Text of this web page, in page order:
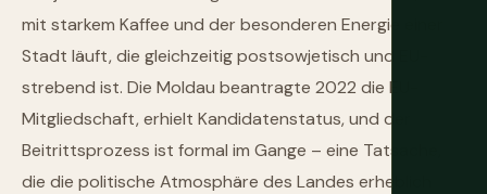
mit starkem Kaffee und der besonderen Energie einer
Stadt läuft, die gleichzeitig postsowjetisch und EU-
strebend ist. Die Moldau beantragte 2022 die EU-
Mitgliedschaft, erhielt Kandidatenstatus, und der
Beitrittsprozess ist formal im Gange – eine Tatsache,
die die politische Atmosphäre des Landes erheblich